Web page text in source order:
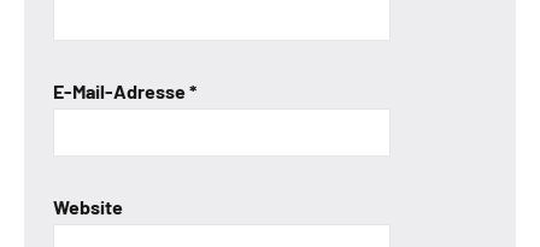
E-Mail-Adresse*
Website